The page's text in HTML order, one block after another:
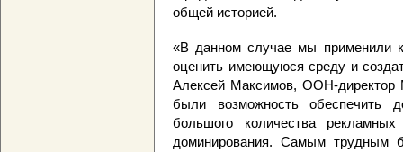
общей историей.
«В данном случае мы применили
оценить имеющуюся среду и
Алексей Максимов, ООН-
были возможность обеспечить
большого количества
доминирования. Самым трудным